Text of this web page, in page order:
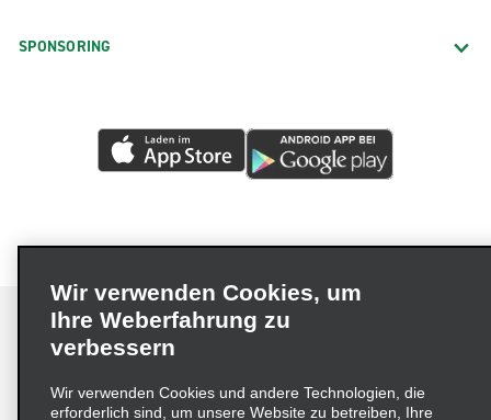
SPONSORING
Impressum Nutzungsbedingungen
Datenschutzrichtlinie
Wir verwenden Cookies, um
Ihre Weberfahrung zu
verbessern
Wir verwenden Cookies und andere Technologien, die
erforderlich sind, um unsere Website zu betreiben, Ihre